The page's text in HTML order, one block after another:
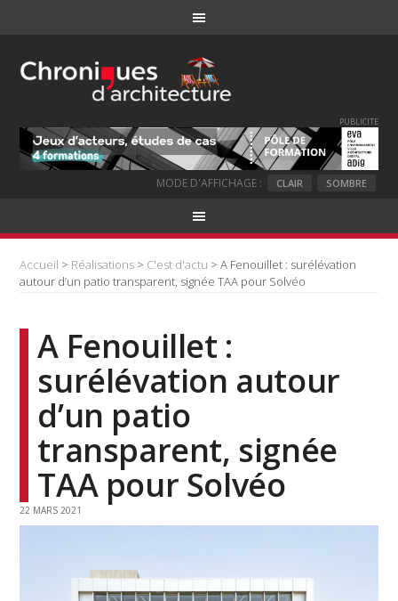
PUBLICITE
MODE D'AFFICHAGE : CLAIR SOMBRE
Accueil > Réalisations > C'est d'actu > A Fenouillet : surélévation
autour d’un patio transparent, signée TAA pour Solvéo
A Fenouillet :
surélévation autour
d’un patio
transparent, signée
TAA pour Solvéo
22 MARS 2021